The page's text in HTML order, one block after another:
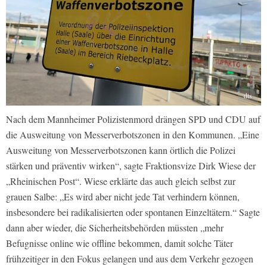
dts
Nach dem Mannheimer Polizistenmord drängen SPD und CDU auf
die Ausweitung von Messerverbotszonen in den Kommunen. „Eine
Ausweitung von Messerverbotszonen kann örtlich die Polizei
stärken und präventiv wirken“, sagte Fraktionsvize Dirk Wiese der
„Rheinischen Post“. Wiese erklärte das auch gleich selbst zur
grauen Salbe: „Es wird aber nicht jede Tat verhindern können,
insbesondere bei radikalisierten oder spontanen Einzeltätern.“ Sagte
dann aber wieder, die Sicherheitsbehörden müssten „mehr
Befugnisse online wie offline bekommen, damit solche Täter
frühzeitiger in den Fokus gelangen und aus dem Verkehr gezogen